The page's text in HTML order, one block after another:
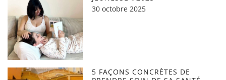
30 octobre 2025
5 FAÇONS CONCRÈTES DE